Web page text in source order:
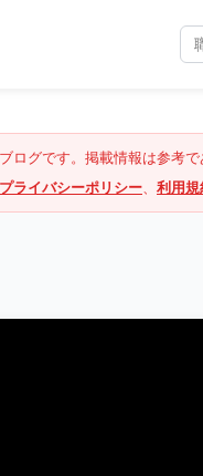
ログです。掲載情報は参考
プライバシーポリシー、 利用規